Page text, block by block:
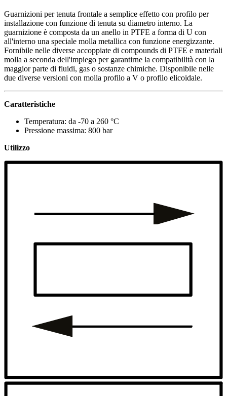
Guarnizioni per tenuta frontale a semplice effetto con profilo per
installazione con funzione di tenuta su diametro interno. La
guarnizione è composta da un anello in PTFE a forma di U con
all'interno una speciale molla metallica con funzione energizzante.
Fornibile nelle diverse accoppiate di compounds di PTFE e materiali
molla a seconda dell'impiego per garantirne la compatibilità con la
maggior parte di fluidi, gas o sostanze chimiche. Disponibile nelle
due diverse versioni con molla profilo a V o profilo elicoidale.
Caratteristiche
Temperatura: da -70 a 260 °C
Pressione massima: 800 bar
Utilizzo